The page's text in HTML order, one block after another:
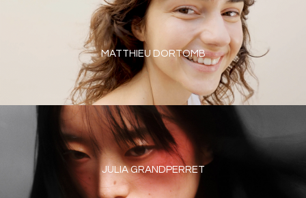
MATTHIEU DORTOMB
JULIA GRANDPERRET